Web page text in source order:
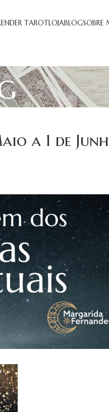
TAROTLOJABLOGSOBRE
a 1 de